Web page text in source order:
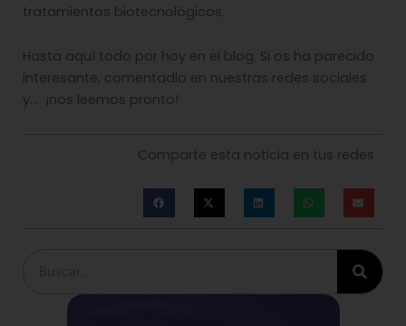
tratamientos biotecnológicos.
Hasta aquí todo por hoy en el blog. Si os ha parecido
interesante, comentadlo en nuestras redes sociales
y… ¡nos leemos pronto!
Comparte esta noticia en tus redes